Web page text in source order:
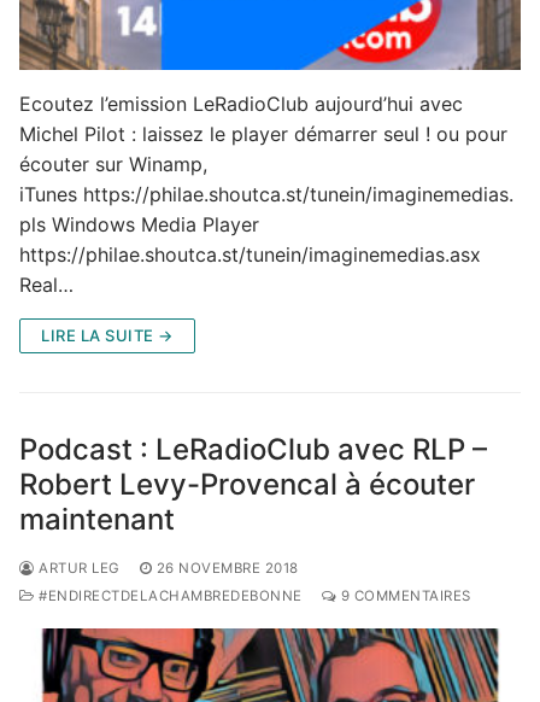
Ecoutez l’emission LeRadioClub aujourd’hui avec
Michel Pilot : laissez le player démarrer seul ! ou pour
écouter sur Winamp,
iTunes https://philae.shoutca.st/tunein/imaginemedias.
pls Windows Media Player
https://philae.shoutca.st/tunein/imaginemedias.asx
Real…
LIRE LA SUITE →
Podcast : LeRadioClub avec RLP –
Robert Levy-Provencal à écouter
maintenant
ARTUR LEG
26 NOVEMBRE 2018
#ENDIRECTDELACHAMBREDEBONNE
9 COMMENTAIRES